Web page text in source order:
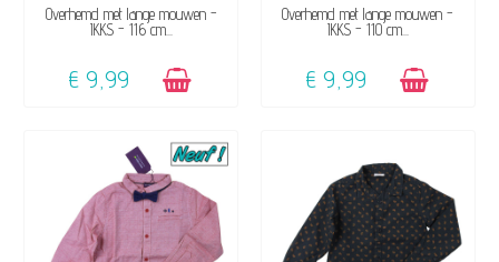
BESCHIKBAAR
Overhemd met lange mouwen -
IKKS - 116 cm...
€ 9,99
BESCHIKBAAR
Overhemd met lange mouwen -
IKKS - 110 cm...
€ 9,99